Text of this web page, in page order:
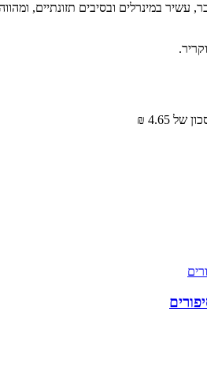
עשיר במינרלים ובסיבים תזונתיים,
של ₪ 4.65‬